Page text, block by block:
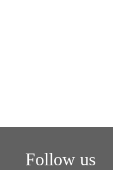
Follow us